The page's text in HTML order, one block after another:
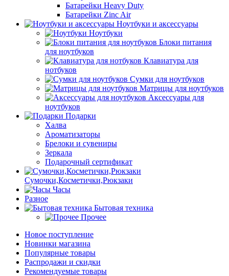
Батарейки Heavy Duty
Батарейки Zinc Air
Ноутбуки и аксессуары
Ноутбуки
Блоки питания
для ноутбуков
Клавиатура для
нотбуков
Сумки для ноутбуков
Матрицы для ноутбуков
Аксессуары для
ноутбуков
Подарки
Халва
Ароматизаторы
Брелоки и сувениры
Зеркала
Подарочный сертификат
Сумочки,Косметички,Рюкзаки
Часы
Разное
Бытовая техника
Прочее
Новое поступление
Новинки магазина
Популярные товары
Распродажи и скидки
Рекомендуемые товары